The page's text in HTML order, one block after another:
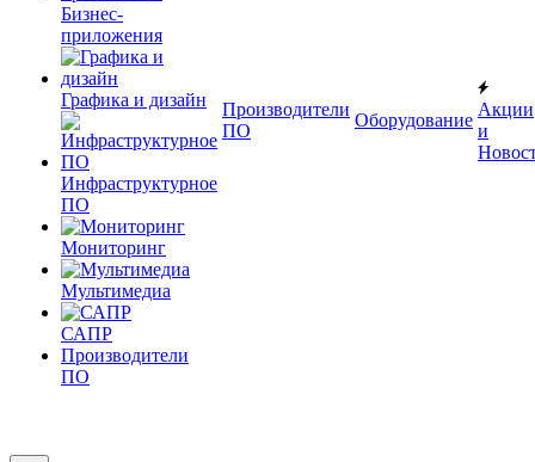
Бизнес-
приложения
Графика и дизайн
Инфраструктурное
ПО
Мониторинг
Мультимедиа
САПР
Производители
ПО
Производители
ПО
Оборудование
Акции
и